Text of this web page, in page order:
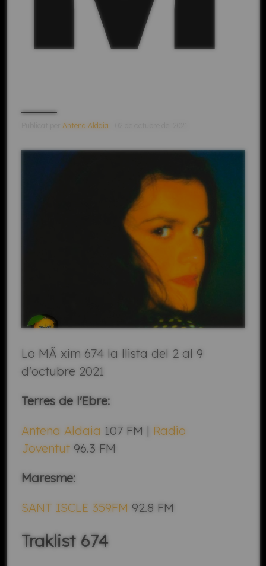
Antena Aldaia
Lo MÃ xim 674 la llista del 2 al 9
d'octubre 2021
Terres de l'Ebre:
Antena Aldaia 107 FM | Radio
Joventut96.3 FM
Maresme:
SANT ISCLE 359FM 92.8 FM
Traklist 674